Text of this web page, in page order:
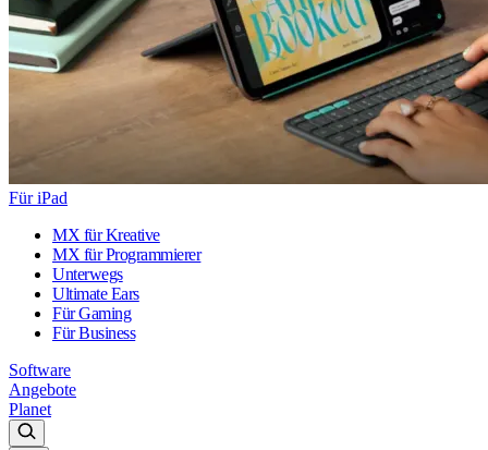
Für iPad
MX für Kreative
MX für Programmierer
Unterwegs
Ultimate Ears
Für Gaming
Für Business
Software
Angebote
Planet